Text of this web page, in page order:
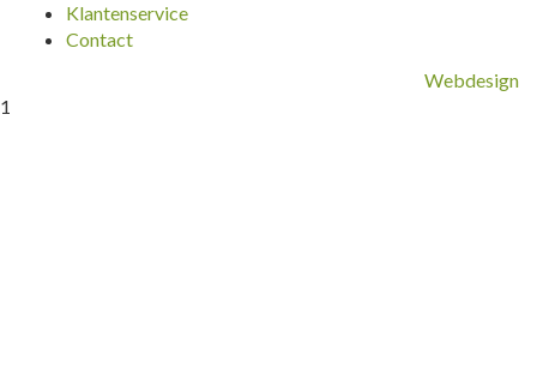
Klantenservice
Contact
Webdesign
1